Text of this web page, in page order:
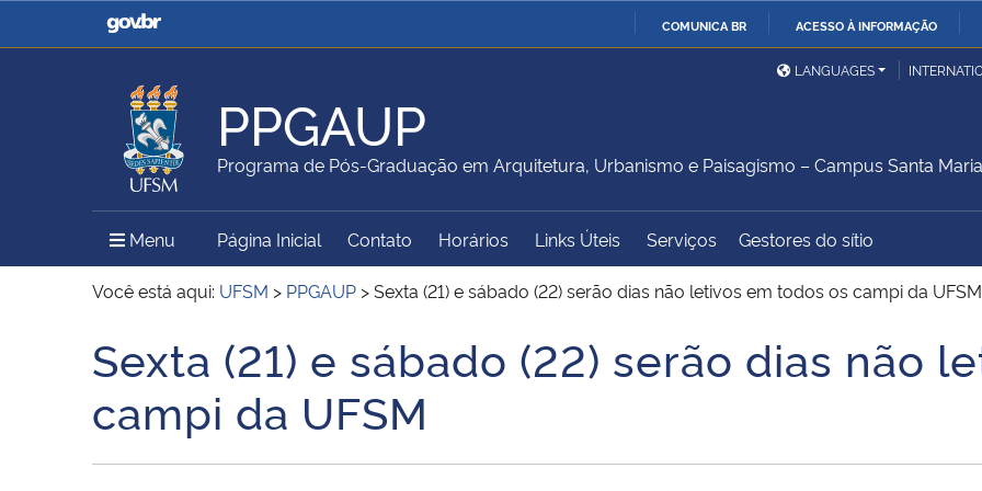
COMUNICA BR ACESSO À INFORMAÇÃO
Casa Civil
Ministério da Justiça e
Ministério da Defesa
Ministério das Relações
Exteriores
Ministério da Agricultura,
Pecuária e Abastecimento
Ministério da Educação
Ministério do Meio Ambiente Ministério do Turismo
Ministério do
Desenvolvimento Regional
Controladoria-Geral da
Secretaria de Governo
Gabinete de Segurança
Institucional
Advocacia-Geral da União Banco Central do Brasil
LANGUAGES
PPGAUP
Programa de Pós-Graduação em Arquitetura, Urbanismo e Paisagismo – Campus Santa Maria
Menu Menu Principal do Sítio
Página Inicial Contato Horários Links Úteis Serviços Gestores do sítio
Você está aqui: UFSM > PPGAUP >Sexta (21) e sábado (22) serão dias não letivos em todos os campi da UFSM
Início do conteúdo
Sexta (21) e sábado (22) serão dias não
campi da UFSM